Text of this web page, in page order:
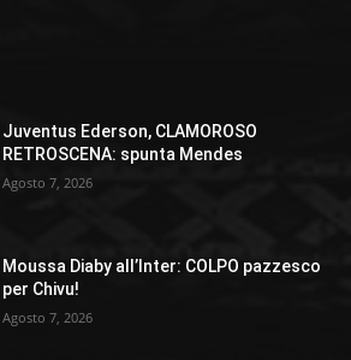
Juventus Ederson, CLAMOROSO
RETROSCENA: spunta Mendes
Agosto 7, 2026
Moussa Diaby all’Inter: COLPO pazzesco
per Chivu!
Agosto 7, 2026